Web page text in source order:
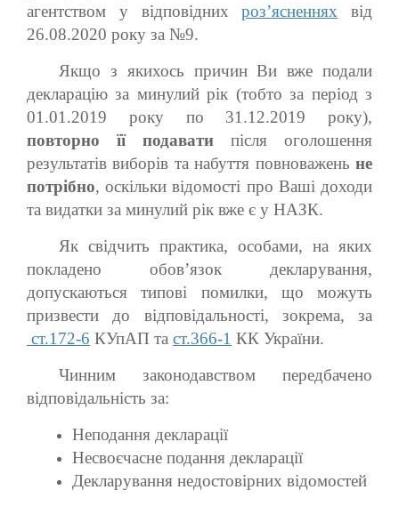
агентством у відповіднихроз’ясненнях від
26.08.2020 року за №9.
Якщо з якихось причин Ви вже подали
декларацію за минулий рік (тобто за період з
01.01.2019 року по 31.12.2019 року),
повторно її подавати після оголошення
результатів виборів та набуття повноважень не
потрібно, оскільки відомості про Ваші доходи
та видатки за минулий рік вже є у НАЗК.
Як свідчить практика, особами, на яких
покладено обов’язок декларування,
допускаються типові помилки, що можуть
призвести до відповідальності, зокрема, за
ст.172-6 КУпАП та ст.366-1 КК України.
Чинним законодавством передбачено
відповідальність за:
Неподання декларації
Несвоєчасне подання декларації
Декларування недостовірних відомостей